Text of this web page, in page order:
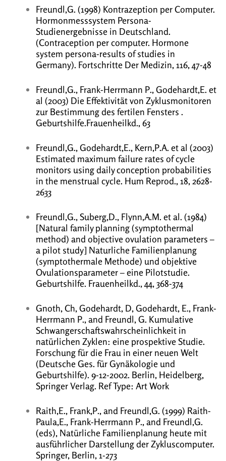
Freundl,G. (1998) Kontrazeption per Computer.
Hormonmesssystem Persona-
Studienergebnisse in Deutschland.
(Contraception per computer. Hormone
system persona-results of studies in
Germany). Fortschritte Der Medizin, 116, 47-48
Freundl,G., Frank-Herrmann P., Godehardt,E. et
al (2003) Die Effektivität von Zyklusmonitoren
zur Bestimmung des fertilen Fensters .
Geburtshilfe.Frauenheilkd., 63
Freundl,G., Godehardt,E., Kern,P.A. et al (2003)
Estimated maximum failure rates of cycle
monitors using daily conception probabilities
in the menstrual cycle. Hum Reprod., 18, 2628-
2633
Freundl,G., Suberg,D., Flynn,A.M. et al. (1984)
[Natural family planning (symptothermal
method) and objective ovulation parameters –
a pilot study] Naturliche Familienplanung
(symptothermale Methode) und objektive
Ovulationsparameter – eine Pilotstudie.
Geburtshilfe. Frauenheilkd., 44, 368-374
Gnoth, Ch, Godehardt, D, Godehardt, E., Frank-
Herrmann P., and Freundl, G. Kumulative
Schwangerschaftswahrscheinlichkeit in
natürlichen Zyklen: eine prospektive Studie.
Forschung für die Frau in einer neuen Welt
(Deutsche Ges. für Gynäkologie und
Geburtshilfe). 9-12-2002. Berlin, Heidelberg,
Springer Verlag. Ref Type: Art Work
Raith,E., Frank,P., and Freundl,G. (1999) Raith-
Paula,E., Frank-Herrmann P., and Freundl,G.
(eds), Natürliche Familienplanung heute mit
ausführlicher Darstellung der Zykluscomputer.
Springer, Berlin, 1-273